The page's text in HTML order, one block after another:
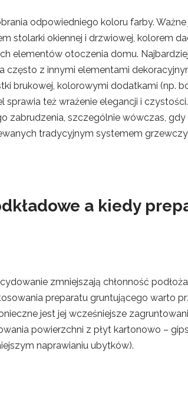
odpowiedniego koloru farby.
stolarki okiennej i drzwiowej, kolorem
elementów otoczenia domu.
często z innymi elementami
brukowej, kolorowymi dodatkami (np.
też wrażenie elegancji i
zabrudzenia, szczególnie wówczas,
tradycyjnym systemem
a kiedy
zmniejszają chłonność
preparatu gruntującego warto
jest jej wcześniejsze
powierzchni z płyt kartonowo –
naprawianiu ubytków).